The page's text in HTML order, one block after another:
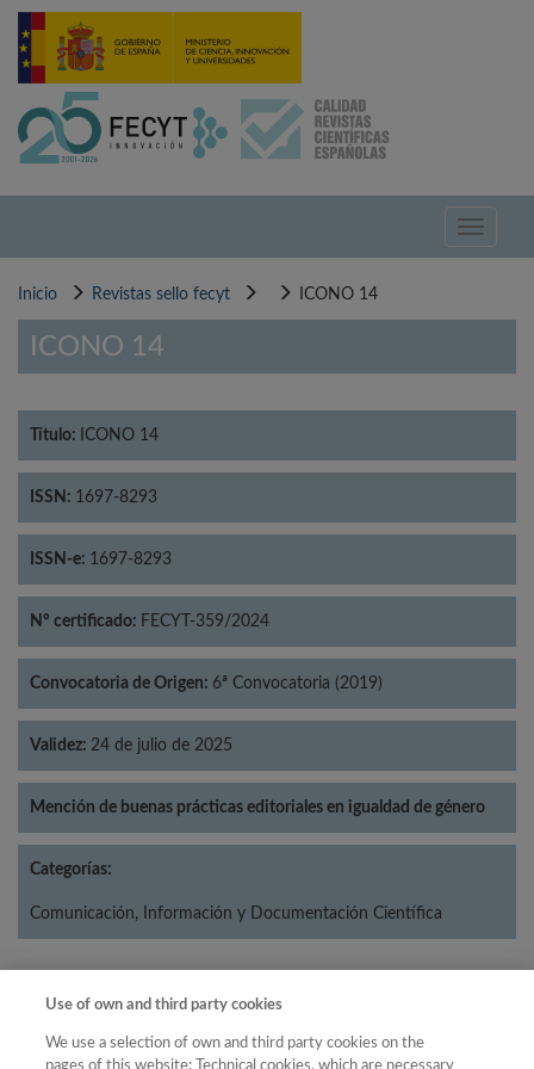
Pasar
contenido
Toggle
Inicio Revistas sello fecyt ICONO 14
ICONO 14
Título: ICONO 14
ISSN: 1697-8293
ISSN-e: 1697-8293
Nº certificado: FECYT-359/2024
Convocatoria de Origen: 6ª Convocatoria (2019)
Validez: 24 de julio de 2025
Mención de buenas prácticas editoriales en igualdad de género
Categorías:
Comunicación, Información y Documentación Científica
Año Filtrar
Use of own and third party cookies
We use a selection of own and third party cookies on the